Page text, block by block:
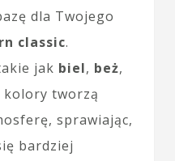
dla Twojego
classic.
jak biel, beż,
kolory tworzą
sprawiając,
bardziej